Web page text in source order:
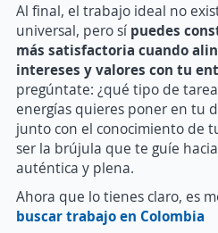
Al final, el trabajo ideal no
universal, pero sí puedes
más satisfactoria cuando
intereses y valores con tu
pregúntate: ¿qué tipo de
energías quieres poner en tu
junto con el conocimiento de
ser la brújula que te guíe
auténtica y plena.
Ahora que lo tienes claro, es
buscar trabajo en Colombia